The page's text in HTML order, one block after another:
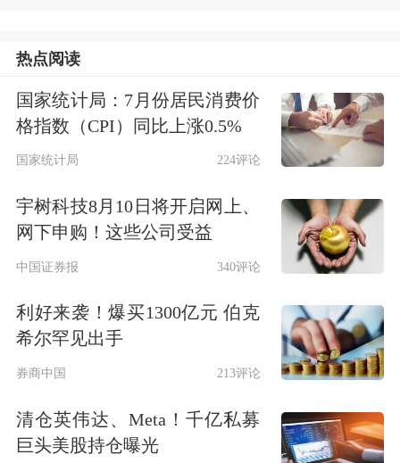
最近三年营业收入复合增长率为
118.68%，符合创业板第四套上市标准
中的“预计市值不低于30亿元，最近一
业收入复合增长率不低于30%”的规
定；拟募集资金26亿元，主要用于人形
人具身智能研发中心项目、高质量大规
作为第四套上市标准“首单样本”，乐聚
智能的受理具备标杆意义。这不仅是一
热点阅读
国家统计局：7月份居民消费价
格指数（CPI）同比上涨0.5%
国家统计局 224评论
宇树科技8月10日将开启网上、
网下申购！这些公司受益
中国证券报 340评论
利好来袭！爆买1300亿元 伯克
希尔罕见出手
券商中国 213评论
清仓英伟达、Meta！千亿私募
巨头美股持仓曝光